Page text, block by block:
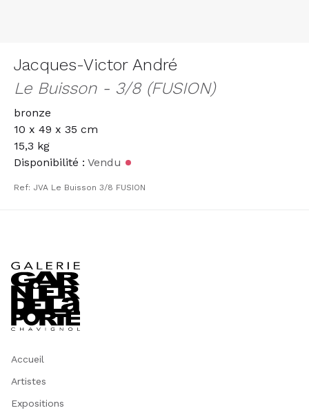
Jacques-Victor André
Le Buisson - 3/8 (FUSION)
bronze
10 x 49 x 35 cm
15,3 kg
Disponibilité : Vendu
Ref: JVA Le Buisson 3/8 FUSION
Accueil
Artistes
Expositions